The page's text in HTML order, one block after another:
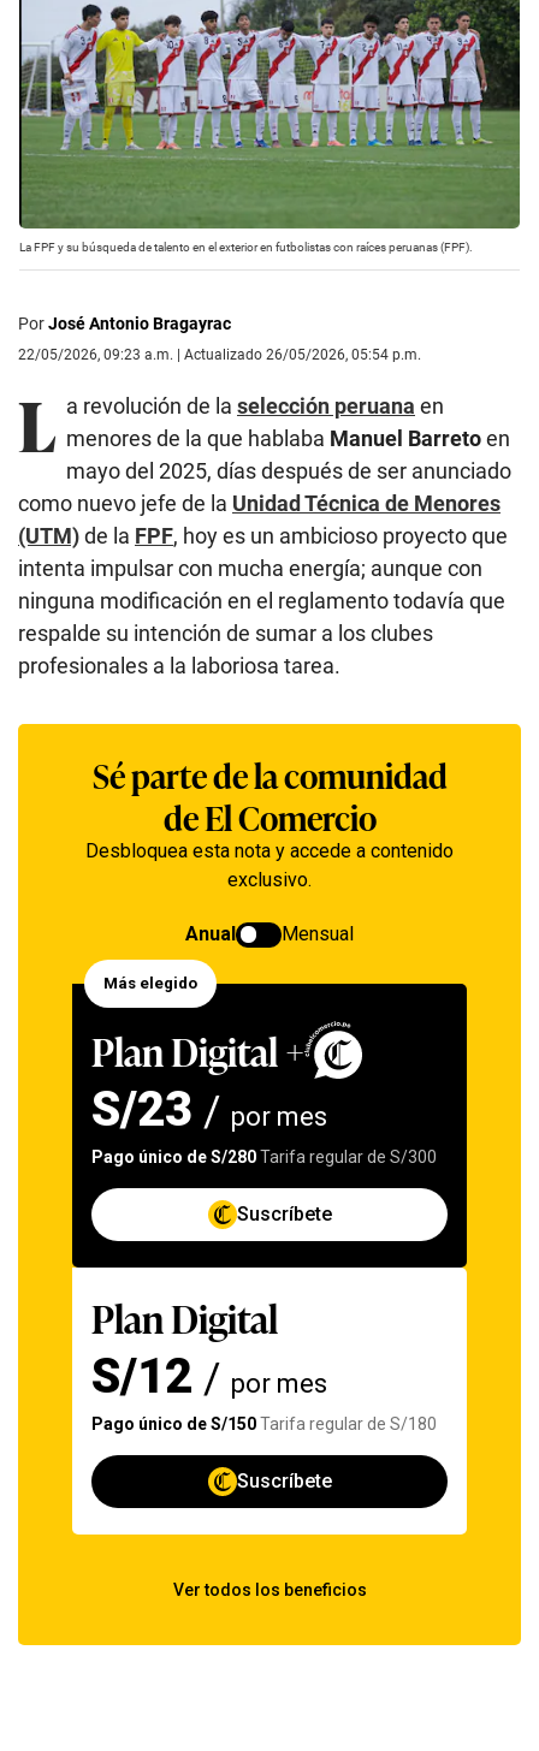
La FPF y su búsqueda de talento en el exterior en futbolistas con raíces peruanas (FPF).
PorJosé Antonio Bragayrac
22/05/2026, 09:23 a.m. | Actualizado 26/05/2026, 05:54 p.m.
L a revolución de la selección peruana en
menores de la que hablaba Manuel Barretoen
mayo del 2025, días después de ser anunciado
como nuevo jefe de la Unidad Técnica de Menores
(UTM)de la FPF, hoy es un ambicioso proyecto que
intenta impulsar con mucha energía; aunque con
ninguna modificación en el reglamento todavía que
respalde su intención de sumar a los clubes
profesionales a la laboriosa tarea.